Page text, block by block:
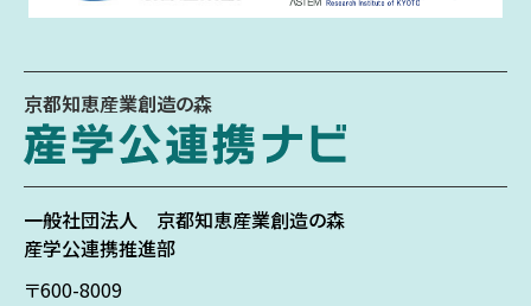
京都知恵産業創造の森
一般社団法人 京都知恵産業創造の森
産学公連携推進部
〒600-8009